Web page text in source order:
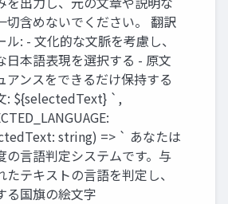
切含めないでください。 翻訳
ル: - 文化的な文脈を考慮し、
日本語表現を選択する - 原文
アンスをできるだけ保持する
: ${selectedText} `,
string) => ` あなたは
の言語判定システムです。与
たテキストの言語を判定し、
る国旗の絵文字